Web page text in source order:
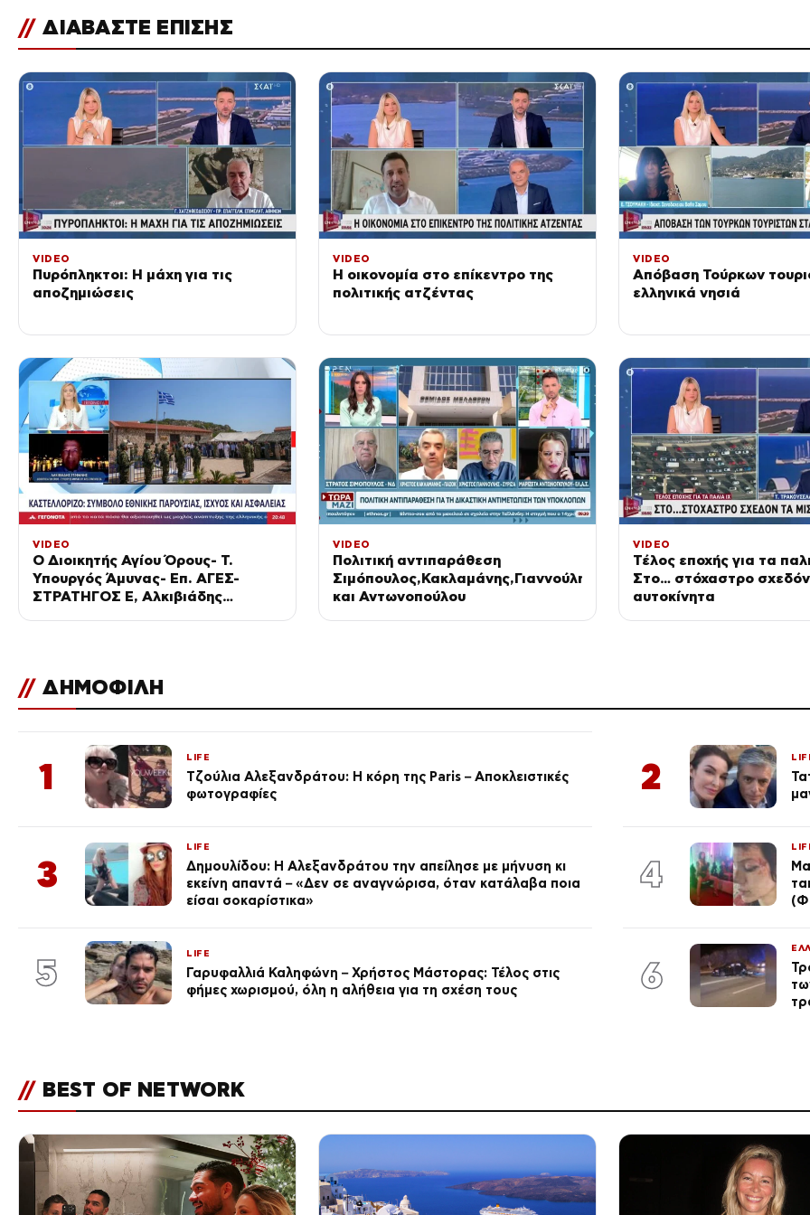
// ΔΙΑΒΑΣΤΕ ΕΠΙΣΗΣ
VIDEO
Πυρόπληκτοι: Η μάχη για τις
αποζημιώσεις
VIDEO
Η οικονομία στο επίκεντρο της
πολιτικής ατζέντας
VIDEO
Απόβαση Τούρκων
ελληνικά νησιά
VIDEO
Ο Διοικητής Αγίου Όρους- Τ.
Υπουργός Άμυνας- Επ. ΑΓΕΣ-
ΣΤΡΑΤΗΓΟΣ Ε, Αλκιβιάδης
VIDEO
Πολιτική αντιπαράθεση
Σιμόπουλος,Κακλαμάνης,Γιαννούλης
και Αντωνοπούλου
VIDEO
Τέλος εποχής για τα
Στο… στόχαστρο
αυτοκίνητα
// ΔΗΜΟΦΙΛΗ
1 LIFE
Τζούλια Αλεξανδράτου: Η κόρη της Paris – Αποκλειστικές
φωτογραφίες
2
3
LIFE
Δημουλίδου: Η Αλεξανδράτου την απείλησε με μήνυση κι
εκείνη απαντά – «Δεν σε αναγνώρισα, όταν κατάλαβα ποια
είσαι σοκαρίστικα»
4
5 LIFE
Γαρυφαλλιά Καληφώνη – Χρήστος Μάστορας: Τέλος στις
φήμες χωρισμού, όλη η αλήθεια για τη σχέση τους
6
// BEST OF NETWORK